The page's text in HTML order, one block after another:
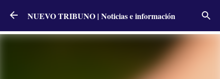
Ir al contenido principal
NUEVO TRIBUNO | Noticias e información